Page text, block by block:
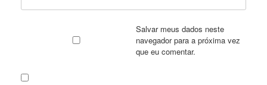
Salvar meus dados neste
navegador para a próxima vez
que eu comentar.